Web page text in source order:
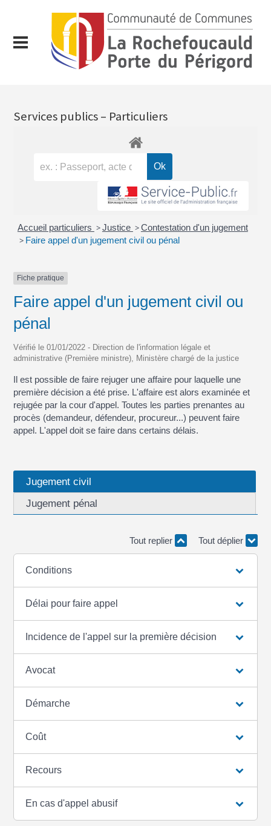
Services publics – Particuliers
Accueil particuliers >Justice >Contestation d'un jugement
> Faire appel d'un jugement civil ou pénal
Fiche pratique
Faire appel d'un jugement civil ou
pénal
Vérifié le 01/01/2022 - Direction de l'information légale et
administrative (Première ministre), Ministère chargé de la justice
Il est possible de faire rejuger une affaire pour laquelle une
première décision a été prise. L'affaire est alors examinée et
rejugée par la cour d'appel. Toutes les parties prenantes au
procès (demandeur, défendeur, procureur...) peuvent faire
appel. L'appel doit se faire dans certains délais.
Jugement civil
Jugement pénal
Tout replier Tout déplier
Conditions
Délai pour faire appel
Incidence de l'appel sur la première décision
Avocat
Démarche
Coût
Recours
En cas d'appel abusif